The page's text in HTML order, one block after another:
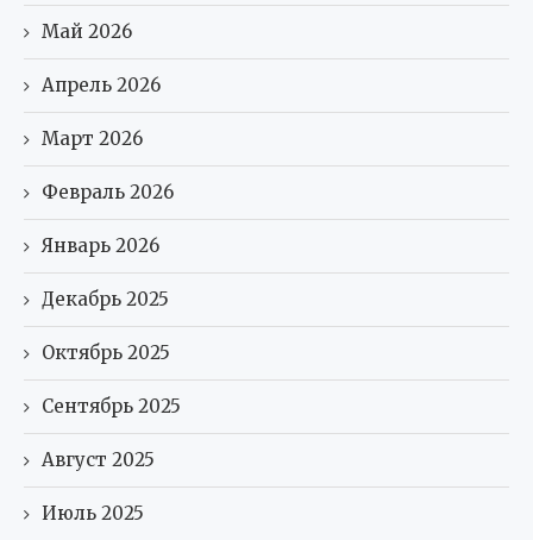
Май 2026
Апрель 2026
Март 2026
Февраль 2026
Январь 2026
Декабрь 2025
Октябрь 2025
Сентябрь 2025
Август 2025
Июль 2025